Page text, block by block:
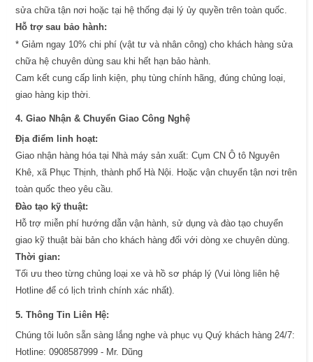
sửa chữa tận nơi hoặc tại hệ thống đại lý ủy quyền trên toàn quốc.
Hỗ trợ sau bảo hành:
* Giảm ngay 10% chi phí (vật tư và nhân công) cho khách hàng sửa
chữa hệ chuyên dùng sau khi hết hạn bảo hành.
Cam kết cung cấp linh kiện, phụ tùng chính hãng, đúng chủng loại,
giao hàng kịp thời.
4. Giao Nhận & Chuyển Giao Công Nghệ
Địa điểm linh hoạt:
Giao nhận hàng hóa tại Nhà máy sản xuất: Cụm CN Ô tô Nguyên
Khê, xã Phục Thịnh, thành phố Hà Nội. Hoặc vận chuyển tận nơi trên
toàn quốc theo yêu cầu.
Đào tạo kỹ thuật:
Hỗ trợ miễn phí hướng dẫn vận hành, sử dụng và đào tạo chuyển
giao kỹ thuật bài bản cho khách hàng đối với dòng xe chuyên dùng.
Thời gian:
Tối ưu theo từng chủng loại xe và hồ sơ pháp lý (Vui lòng liên hệ
Hotline để có lịch trình chính xác nhất).
5. Thông Tin Liên Hệ:
Chúng tôi luôn sẵn sàng lắng nghe và phục vụ Quý khách hàng 24/7:
Hotline: 0908587999 - Mr. Dũng